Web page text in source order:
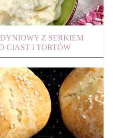
Z SERKIEM
CIAST I TORTÓW